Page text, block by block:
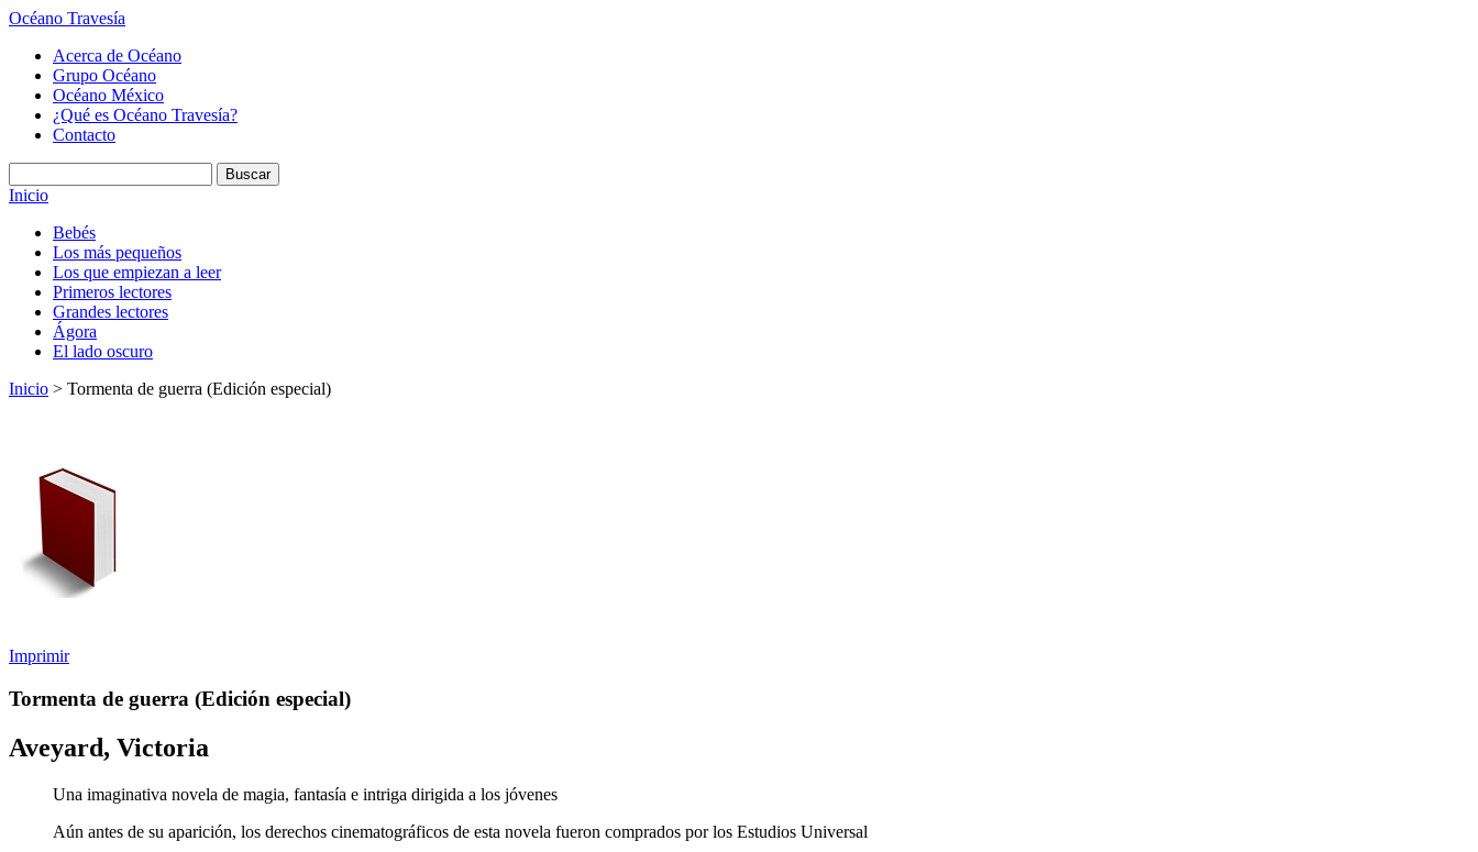
Océano Travesía
Acerca de Océano
Grupo Océano
Océano México
¿Qué es Océano Travesía?
Contacto
Inicio
Bebés
Los más pequeños
Los que empiezan a leer
Primeros lectores
Grandes lectores
Ágora
El lado oscuro
Inicio > Tormenta de guerra (Edición especial)
Imprimir
Tormenta de guerra (Edición especial)
Aveyard, Victoria
Una imaginativa novela de magia, fantasía e intriga dirigida a los jóvenes
Aún antes de su aparición, los derechos cinematográficos de esta novela fueron comprados por los Estudios Universal